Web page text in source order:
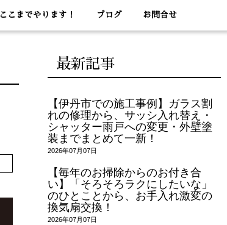
ここまでやります！ ブログ お問合せ
最新記事
【伊丹市での施工事例】ガラス割
れの修理から、サッシ入れ替え・
シャッター雨戸への変更・外壁塗
装までまとめて一新！
2026年07月07日
【毎年のお掃除からのお付き合
い】「そろそろラクにしたいな」
のひとことから、お手入れ激変の
換気扇交換！
2026年07月07日